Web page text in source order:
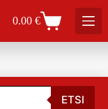
0.00€
ETSI